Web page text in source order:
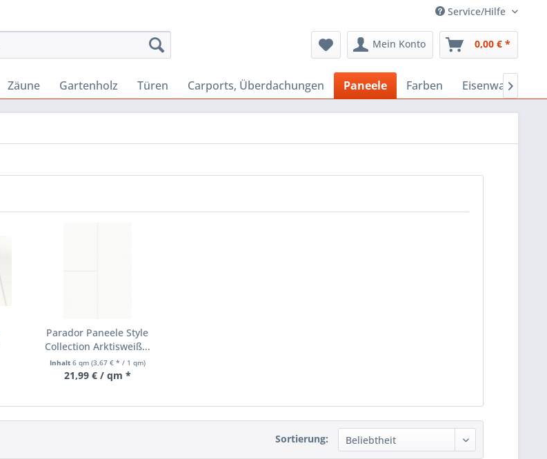
Service/Hilfe
Mein Konto 0,00 € *
Zäune Gartenholz Türen Carports, Überdachungen Paneele Farben Eisenwaren

Parador Paneele Style
Collection Arktisweiß...
Inhalt 6 qm (3,67 € * / 1 qm)
21,99 € / qm *
Sortierung: